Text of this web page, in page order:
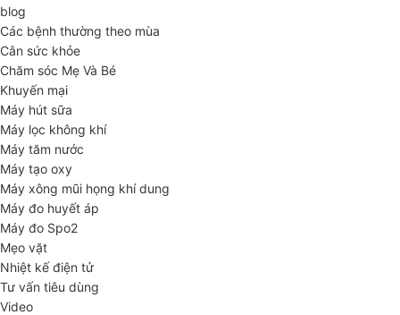
blog
Các bệnh thường theo mùa
Cân sức khỏe
Chăm sóc Mẹ Và Bé
Khuyến mại
Máy hút sữa
Máy lọc không khí
Máy tăm nước
Máy tạo oxy
Máy xông mũi họng khí dung
Máy đo huyết áp
Máy đo Spo2
Mẹo vặt
Nhiệt kế điện tử
Tư vấn tiêu dùng
Video